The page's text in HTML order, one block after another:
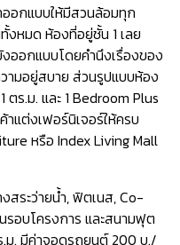
อกแบบให้มีสวนล้อมทุก
งหมด ห้องที่อยู่ชั้น 1 เลย
ออกแบบโดยคำนึงเรื่องของ
ามอยู่สบาย ส่วนรูปแบบห้อง
ร.ม. และ 1 Bedroom Plus
แต่งเฟอร์นิเจอร์ให้ครบ
หรือ Index Living Mall
สระว่ายน้ำ, ฟิตเนส, Co-
รอบโครงการ และสนามฟุต
ม. มีค่าจอดรถยนต์ 200 บ./